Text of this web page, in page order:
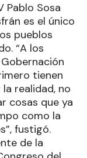
Pablo Sosa
es el único
pueblos
“A los
tienen
realidad, no
cosas que ya
como la
fustigó.
de la